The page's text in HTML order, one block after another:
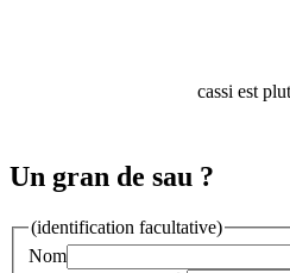
cassi est
Un gran de sau ?
(identification facultative)
Nom